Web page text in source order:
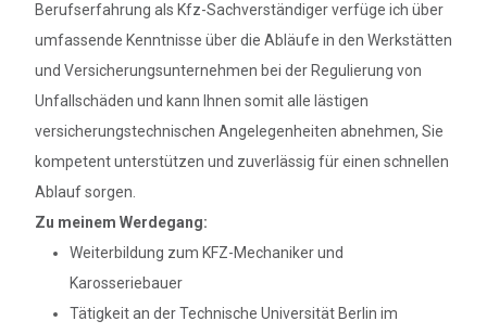
Berufserfahrung als Kfz-Sachverständiger verfüge ich über
umfassende Kenntnisse über die Abläufe in den Werkstätten
und Versicherungsunternehmen bei der Regulierung von
Unfallschäden und kann Ihnen somit alle lästigen
versicherungstechnischen Angelegenheiten abnehmen, Sie
kompetent unterstützen und zuverlässig für einen schnellen
Ablauf sorgen.
Zu meinem Werdegang:
Weiterbildung zum KFZ-Mechaniker und
Karosseriebauer
Tätigkeit an der Technische Universität Berlin im